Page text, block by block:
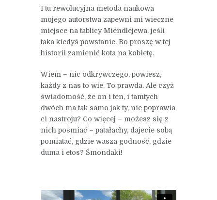
I tu rewolucyjna metoda naukowa
mojego autorstwa zapewni mi wieczne
miejsce na tablicy Miendlejewa, jeśli
taka kiedyś powstanie. Bo proszę w tej
historii zamienić kota na kobietę.
Wiem – nic odkrywczego, powiesz,
każdy z nas to wie. To prawda. Ale czyż
świadomość, że on i ten, i tamtych
dwóch ma tak samo jak ty, nie poprawia
ci nastroju? Co więcej – możesz się z
nich pośmiać – patałachy, dajecie sobą
pomiatać, gdzie wasza godność, gdzie
duma i etos? Śmondaki!